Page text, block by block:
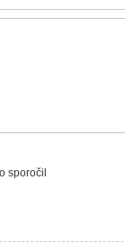
sporočil